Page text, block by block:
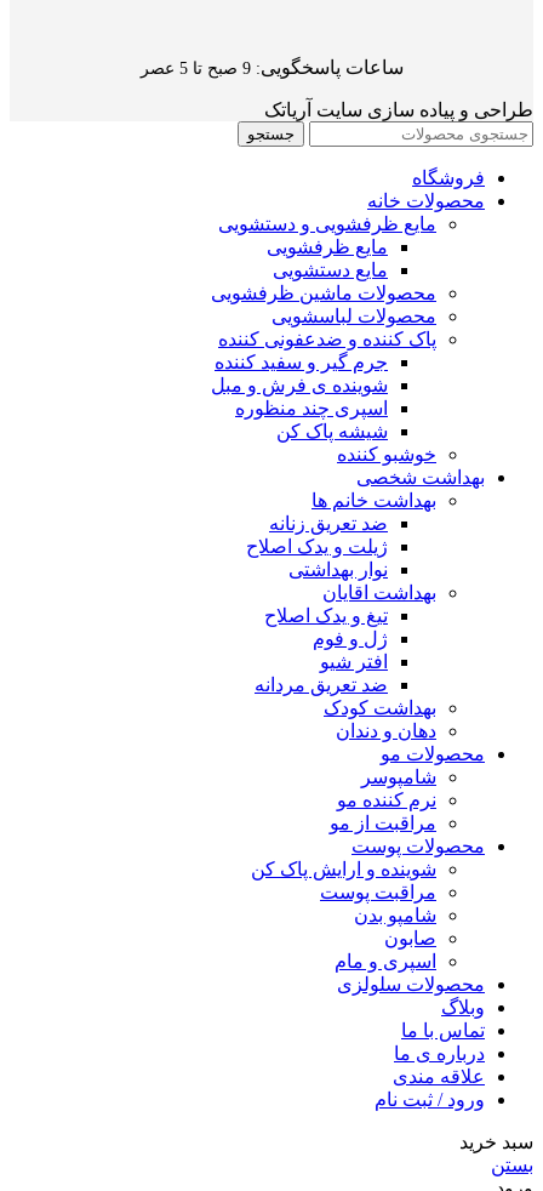
ساعات پاسخگویی: 9 صبح تا 5 عصر
طراحی و پیاده سازی سایت آریاتک
جستجو
فروشگاه
محصولات خانه
مایع ظرفشویی و دستشویی
مایع ظرفشویی
مایع دستشویی
محصولات ماشین ظرفشویی
محصولات لباسشویی
پاک کننده و ضدعفونی کننده
جرم گیر و سفید کننده
شوینده ی فرش و مبل
اسپری چند منظوره
شیشه پاک کن
خوشبو کننده
بهداشت شخصی
بهداشت خانم ها
ضد تعریق زنانه
ژیلت و یدک اصلاح
نوار بهداشتی
بهداشت اقایان
تیغ و یدک اصلاح
ژل و فوم
افتر شیو
ضد تعریق مردانه
بهداشت کودک
دهان و دندان
محصولات مو
شامپوسر
نرم کننده مو
مراقبت از مو
محصولات پوست
شوینده و ارایش پاک کن
مراقبت پوست
شامپو بدن
صابون
اسپری و مام
محصولات سلولزی
وبلاگ
تماس با ما
درباره ی ما
علاقه مندی
ورود / ثبت نام
سبد خرید
بستن